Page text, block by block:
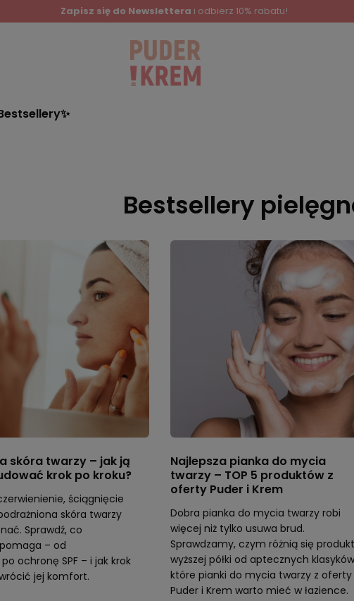
Zapisz się do Newslettera i odbierz 10% rabatu!
Bestsellery
skóra twarzy – jak ją
krok po kroku?
ściągnięcie
skóra twarzy
Sprawdź, co
– od
ochronę SPF – i jak krok
jej komfort.
Najlepsza pianka do mycia
twarzy – TOP 5 produktów z
oferty Puder i Krem
Dobra pianka do mycia twarzy robi
więcej niż tylko usuwa brud.
Sprawdzamy, czym różnią się
wyższej półki od aptecznych
które pianki do mycia twarzy z oferty
Puder i Krem warto mieć w łazience.